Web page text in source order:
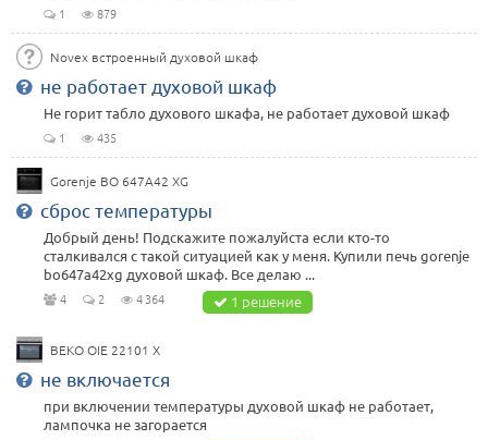
1 879
Novex встроенный духовой шкаф
не работает духовой шкаф
Не горит табло духового шкафа, не работает духовой шкаф
1 435
Gorenje BO 647A42 XG
сброс температуры
Добрый день! Подскажите пожалуйста если кто-то
сталкивался с такой ситуацией как у меня. Купили печь gorenje
bo647a42xg духовой шкаф. Все делаю ...
4 2 4 364 1 решение
BEKO OIE 22101 X
не включается
при включении температуры духовой шкаф не работает,
лампочка не загорается